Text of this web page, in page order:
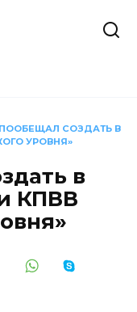
СОЗДАТЬ В
УРОВНЯ»
в
КПВВ